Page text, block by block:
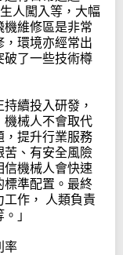
人闖入等，大幅
機維修區是非常
，環境亦經常出
破了一些技術樽
續投入研發，
機械人不會取代
，提升行業服務
苦、有安全風險
信機械人會快速
標準配置。最終
工作， 人類負責
」
率